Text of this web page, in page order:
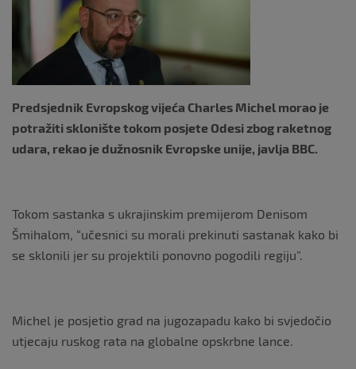
Predsjednik Evropskog vijeća Charles Michel morao je
potražiti sklonište tokom posjete Odesi zbog raketnog
udara, rekao je dužnosnik Evropske unije, javlja BBC.
Tokom sastanka s ukrajinskim premijerom Denisom
Šmihalom, “učesnici su morali prekinuti sastanak kako bi
se sklonili jer su projektili ponovno pogodili regiju”.
Michel je posjetio grad na jugozapadu kako bi svjedočio
utjecaju ruskog rata na globalne opskrbne lance.